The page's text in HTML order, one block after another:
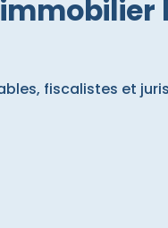
fiscalistes et